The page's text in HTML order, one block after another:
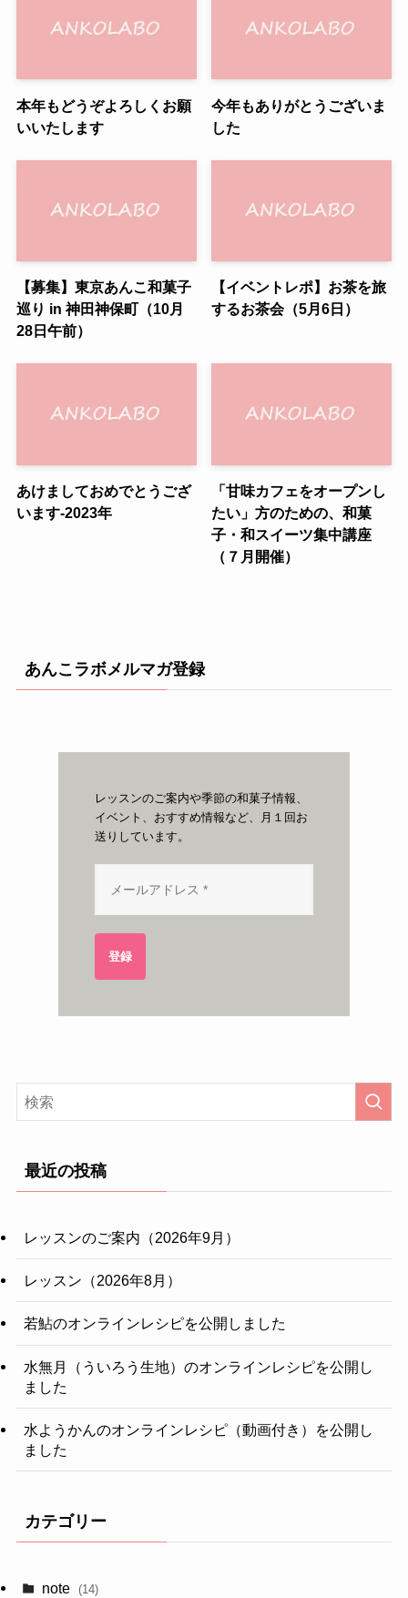
本年もどうぞよろしくお願
いいたします
今年もありがとうございま
した
【募集】東京あんこ和菓子
巡り in 神田神保町（10月
28日午前）
【イベントレポ】お茶を旅
するお茶会（5月6日）
あけましておめでとうござ
います-2023年
「甘味カフェをオープンし
たい」方のための、和菓
子・和スイーツ集中講座
（７月開催）
あんこラボメルマガ登録
レッスンのご案内や季節の和菓子情報、
イベント、おすすめ情報など、月１回お
送りしています。
登録
最近の投稿
レッスンのご案内（2026年9月）
レッスン（2026年8月）
若鮎のオンラインレシピを公開しました
水無月（ういろう生地）のオンラインレシピを公開し
ました
水ようかんのオンラインレシピ（動画付き）を公開し
ました
カテゴリー
note (14)